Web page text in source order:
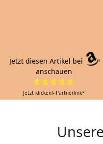
Jetzt diesen Artikel bei
anschauen
⭐⭐⭐⭐⭐
Jetzt klicken!- Partnerlink*